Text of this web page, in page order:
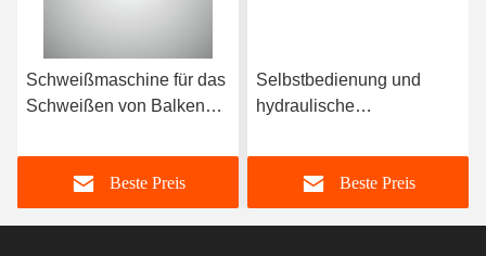
Schweißmaschine für das
Schweißen von Balken
Beste Preis
Selbstbedienung und
hydraulische
Schweißwalze 100-1000
mm/Min
Beste Preis